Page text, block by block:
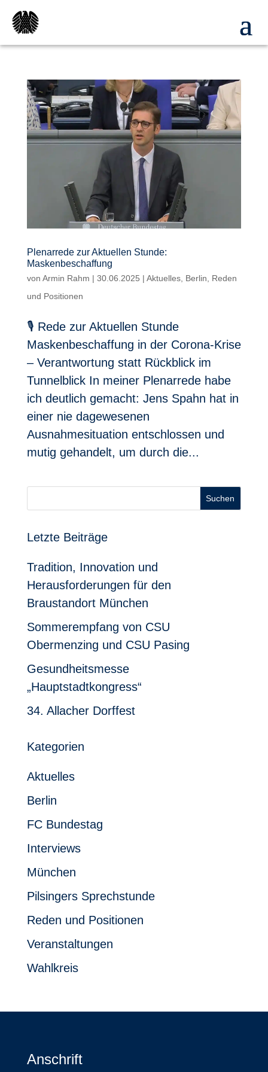
Plenarrede zur Aktuellen Stunde:
Maskenbeschaffung
von Armin Rahm | 30.06.2025 | Aktuelles, Berlin
Reden
und Positionen
🎙 Rede zur Aktuellen Stunde
Maskenbeschaffung in der Corona-Krise
– Verantwortung statt Rückblick im
Tunnelblick In meiner Plenarrede habe
ich deutlich gemacht: Jens Spahn hat in
einer nie dagewesenen
Ausnahmesituation entschlossen und
mutig gehandelt, um durch die...
Suchen
Letzte Beiträge
Tradition, Innovation und
Herausforderungen für den
Braustandort München
Sommerempfang von CSU
Obermenzing und CSU Pasing
Gesundheitsmesse
„Hauptstadtkongress“
34. Allacher Dorffest
Kategorien
Aktuelles
Berlin
FC Bundestag
Interviews
München
Pilsingers Sprechstunde
Reden und Positionen
Veranstaltungen
Wahlkreis
Anschrift